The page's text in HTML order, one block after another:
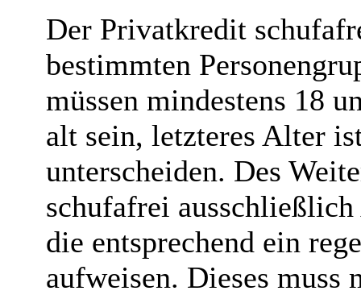
Der Privatkredit
bestimmten
müssen mindestens 18
alt sein, letzteres Alter
unterscheiden. Des
schufafrei
die entsprechend ein
aufweisen. Dieses muss